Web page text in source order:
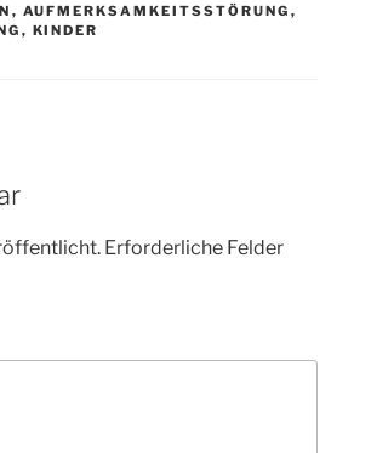
, AUFMERKSAMKEITSSTÖRUNG ,
, KINDER
Erforderliche Felder